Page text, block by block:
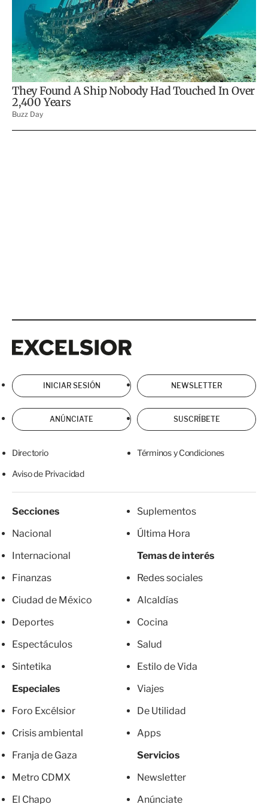
INICIAR SESIÓN NEWSLETTER
ANÚNCIATE SUSCRÍBETE
Directorio Términos y Condiciones
Aviso de Privacidad
Secciones
Nacional
Internacional
Finanzas
Ciudad de México
Deportes
Espectáculos
Sintetika
Especiales
Foro Excélsior
Crisis ambiental
Franja de Gaza
Metro CDMX
El Chapo
Suplementos
Última Hora
Temas de interés
Redes sociales
Alcaldías
Cocina
Salud
Estilo de Vida
Viajes
De Utilidad
Apps
Servicios
Newsletter
Anúnciate